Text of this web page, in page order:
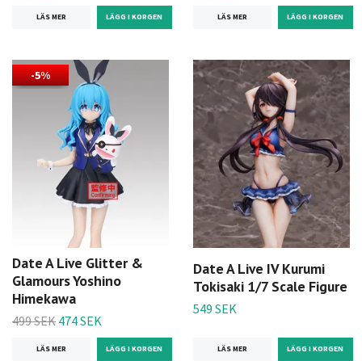
LÄS MER LÄS MER
-5%
Date A Live Glitter &
Glamours Yoshino
Himekawa
499 SEK 474 SEK
LÄS MER
Date A Live IV Kurumi
Tokisaki 1/7 Scale Figure
549 SEK
LÄS MER